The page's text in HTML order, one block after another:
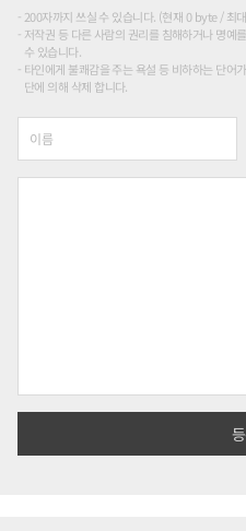
200자까지 쓰실 수 있습니다. (현재 0 byte / 최
저작권 등 다른 사람의 권리를 침해하거나 명예
수 있습니다.
타인에게 불쾌감을 주는 욕설 등 비하하는 단어
단에 의해 삭제 합니다.